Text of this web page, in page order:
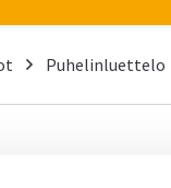
Puhelinluettelo